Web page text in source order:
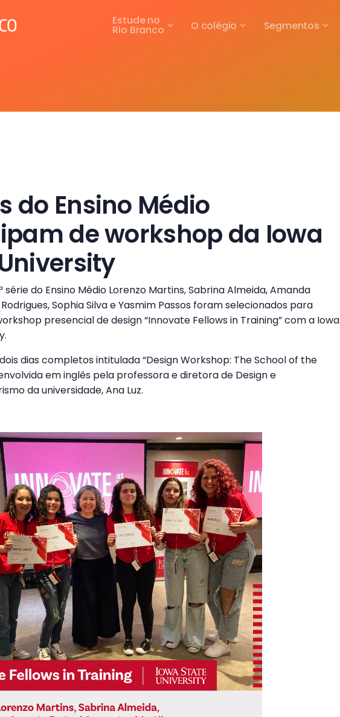
Estude no
Rio Branco O colégio Segmentos
do Ensino Médio
de workshop da Iowa
série do Ensino Médio Lorenzo Martins, Sabrina Almeida, Amanda
Sophia Silva e Yasmim Passos foram selecionados para
presencial de design “Innovate Fellows in Training” com a Iowa
dias completos intitulada “Design Workshop: The School of the
em inglês pela professora e diretora de Design e
da universidade, Ana Luz.